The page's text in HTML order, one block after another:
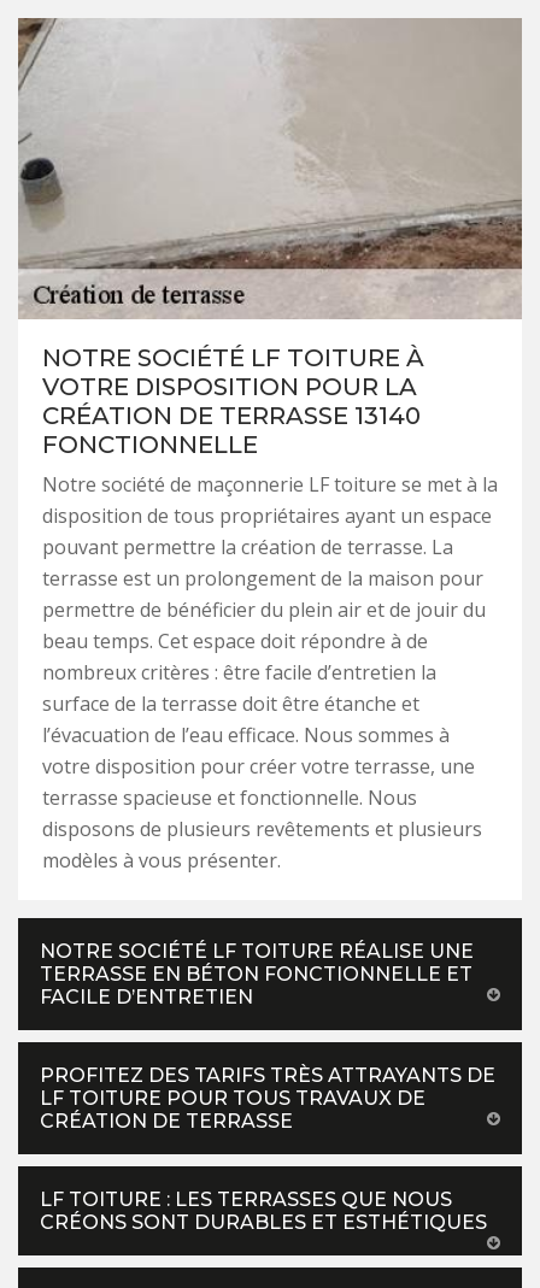
NOTRE SOCIÉTÉ LF TOITURE À
VOTRE DISPOSITION POUR LA
CRÉATION DE TERRASSE 13140
FONCTIONNELLE
Notre société de maçonnerie LF toiture se met à la
disposition de tous propriétaires ayant un espace
pouvant permettre la création de terrasse. La
terrasse est un prolongement de la maison pour
permettre de bénéficier du plein air et de jouir du
beau temps. Cet espace doit répondre à de
nombreux critères : être facile d’entretien la
surface de la terrasse doit être étanche et
l’évacuation de l’eau efficace. Nous sommes à
votre disposition pour créer votre terrasse, une
terrasse spacieuse et fonctionnelle. Nous
disposons de plusieurs revêtements et plusieurs
modèles à vous présenter.
NOTRE SOCIÉTÉ LF TOITURE RÉALISE UNE
TERRASSE EN BÉTON FONCTIONNELLE ET
FACILE D’ENTRETIEN
PROFITEZ DES TARIFS TRÈS ATTRAYANTS DE
LF TOITURE POUR TOUS TRAVAUX DE
CRÉATION DE TERRASSE
LF TOITURE : LES TERRASSES QUE NOUS
CRÉONS SONT DURABLES ET ESTHÉTIQUES